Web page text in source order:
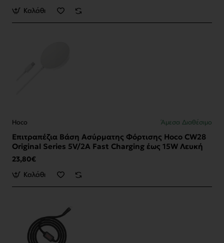
Καλάθι
Hoco Άμεσα Διαθέσιμο
Επιτραπέζια Βάση Ασύρματης Φόρτισης Hoco CW28
Original Series 5V/2A Fast Charging έως 15W Λευκή
23,80€
Καλάθι